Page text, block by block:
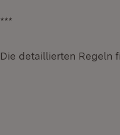
***
Die detaillierten Regeln